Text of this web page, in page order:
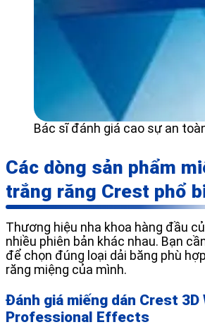
Bác sĩ đánh giá cao sự an
Các dòng sản phẩm
trắng răng Crest phổ
Thương hiệu nha khoa hàng đầu
nhiều phiên bản khác nhau. Bạn
để chọn đúng loại dải băng phù
răng miệng của mình.
Đánh giá miếng dán Crest 3D
Professional Effects